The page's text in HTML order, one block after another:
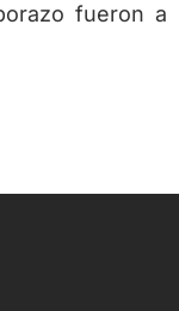
fueron a